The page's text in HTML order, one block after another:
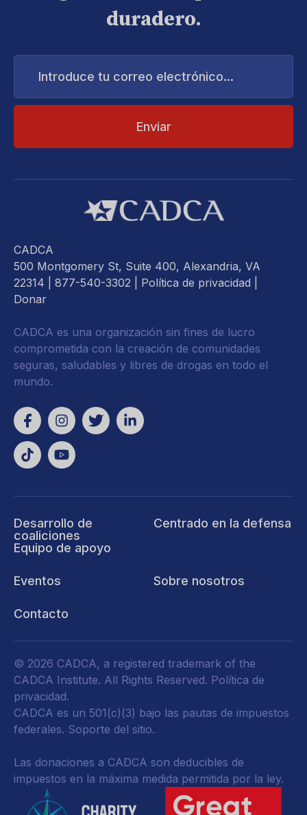
duradero.
Introduce
correo
CADCA
500 Montgomery St, Suite 400, Alexandria, VA
22314 | 877-540-3302 | Política de privacidad
Donar
CADCA es una organización sin fines de lucro
comprometida con la creación de comunidades
seguras, saludables y libres de drogas en todo el
mundo.
Desarrollo de
coaliciones
Equipo de apoyo
Centrado en la defensa
Eventos Sobre nosotros
Contacto
© 2026 CADCA, a registered trademark of the
CADCA Institute. All Rights Reserved. Política de
privacidad.
CADCA es un 501(c)(3) bajo las pautas de impuestos
federales. Soporte del sitio.
Las donaciones a CADCA son deducibles de
impuestos en la máxima medida permitida por la ley.